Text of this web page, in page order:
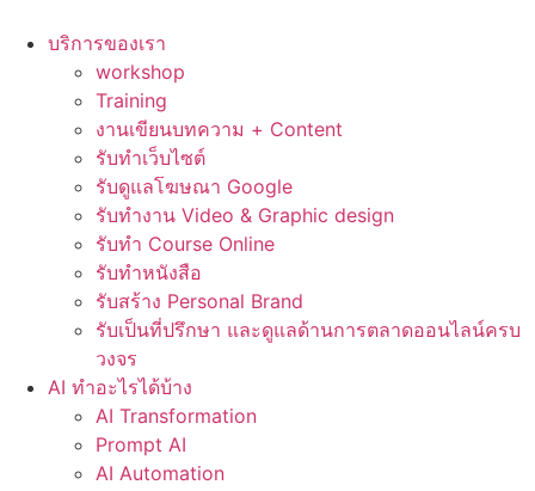
บริการของเรา
workshop
Training
งานเขียนบทความ + Content
รับทำเว็บไซต์
รับดูแลโฆษณา Google
รับทำงาน Video & Graphic design
รับทำ Course Online
รับทำหนังสือ
รับสร้าง Personal Brand
รับเป็นที่ปรึกษา และดูแลด้านการตลาดออนไลน์ครบ
วงจร
AI ทำอะไรได้บ้าง
AI Transformation
Prompt AI
AI Automation